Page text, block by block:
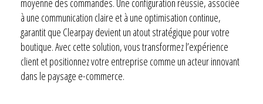
à une communication claire et à une optimisation continue,
garantit que Clearpay devient un atout stratégique pour votre
boutique. Avec cette solution, vous transformez l’expérience
client et positionnez votre entreprise comme un acteur innovant
dans le paysage e-commerce.